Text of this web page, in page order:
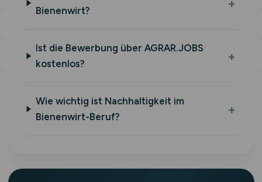
Bienenwirt?
Ist die Bewerbung über AGRAR.JOBS
kostenlos?
Wie wichtig ist Nachhaltigkeit im
Bienenwirt-Beruf?